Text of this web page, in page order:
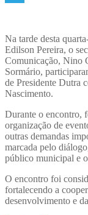
Na tarde desta
Edilson Pereira, o
Comunicação, Nino
Sormário,
de Presidente Dutra
Nascimento.
Durante o encontro,
organização de
outras demandas
marcada pelo
público municipal e
O encontro foi
fortalecendo a
desenvolvimento e